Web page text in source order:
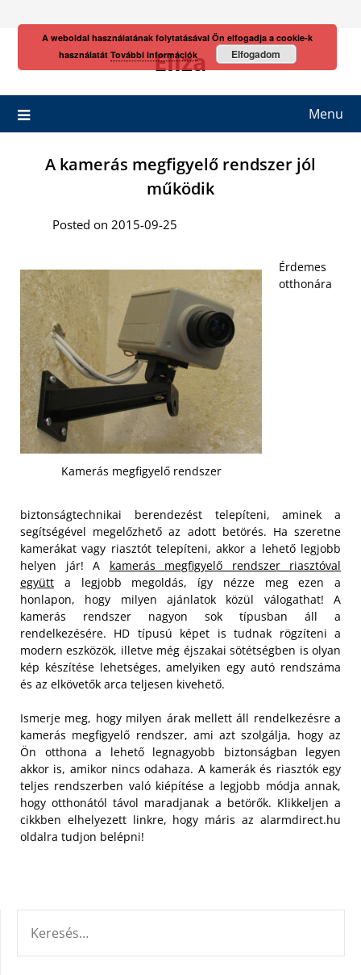
Eliza
Menu
A kamerás megfigyelő rendszer jól
működik
Posted on 2015-09-25
Kamerás megfigyelő rendszer
Érdemes
otthonára
biztonságtechnikai berendezést telepíteni, aminek a
segítségével megelőzhető az adott betörés. Ha szeretne
kamerákat vagy riasztót telepíteni, akkor a lehető legjobb
helyen jár! A kamerás megfigyelő rendszer riasztóval
együtt a legjobb megoldás, így nézze meg ezen a
honlapon, hogy milyen ajánlatok közül válogathat! A
kamerás rendszer nagyon sok típusban áll a
rendelkezésére. HD típusú képet is tudnak rögzíteni a
modern eszközök, illetve még éjszakai sötétségben is olyan
kép készítése lehetséges, amelyiken egy autó rendszáma
és az elkövetők arca teljesen kivehető.
Ismerje meg, hogy milyen árak mellett áll rendelkezésre a
kamerás megfigyelő rendszer, ami azt szolgálja, hogy az
Ön otthona a lehető legnagyobb biztonságban legyen
akkor is, amikor nincs odahaza. A kamerák és riasztók egy
teljes rendszerben való kiépítése a legjobb módja annak,
hogy otthonától távol maradjanak a betörők. Klikkeljen a
cikkben elhelyezett linkre, hogy máris az alarmdirect.hu
oldalra tudjon belépni!
A weboldal használatának folytatásával Ön elfogadja a cookie-k
használatát További információk Elfogadom